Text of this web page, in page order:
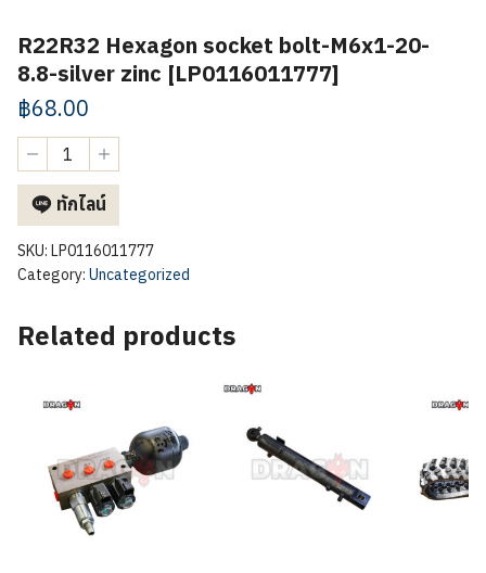
R22R32 Hexagon socket bolt-M6x1-20-
8.8-silver zinc [LP0116011777]
฿68.00
R22R32
Hexagon
socket
bolt-
M6x1-
20-
8.8-
[LP0116011777]
ทักไลน์
SKU: LP0116011777
Category: Uncategorized
Related products